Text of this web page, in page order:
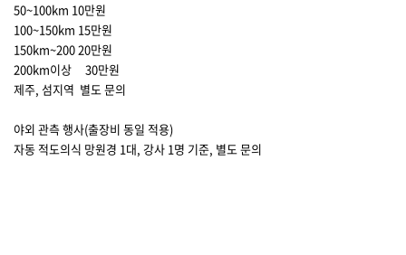
50~100km 10만원
100~150km 15만원
150km~200 20만원
200km이상 30만원
제주, 섬지역 별도 문의
야외 관측 행사(출장비 동일 적용)
자동 적도의식 망원경 1대, 강사 1명 기준, 별도 문의